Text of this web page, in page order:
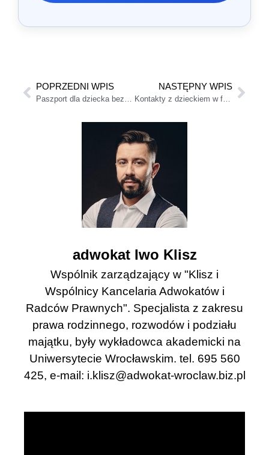
POPRZEDNI WPIS
Paszport dla dziecka bez zgody ojca/matki – jak załatwić? (Wzór)
NASTĘPNY WPIS
Kontakty z dzieckiem w ferie i wakacje – harmonogram do ugody
adwokat Iwo Klisz
Wspólnik zarządzający w "Klisz i
Wspólnicy Kancelaria Adwokatów i
Radców Prawnych". Specjalista z zakresu
prawa rodzinnego, rozwodów i podziału
majątku, były wykładowca akademicki na
Uniwersytecie Wrocławskim. tel. 695 560
425, e-mail: i.klisz@adwokat-wroclaw.biz.pl